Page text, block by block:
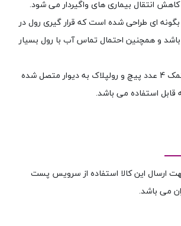
انتقال بیماری های واگیردار می شود.
ای طراحی شده است که قرار گیری رول در
و همچنین احتمال تماس آب با رول بسیار
این جا دستمال به کمک 4 عدد پیچ و رولپلاک به دیوار متصل شده
ارسال این کالا استفاده از سرویس پست
می باشد.